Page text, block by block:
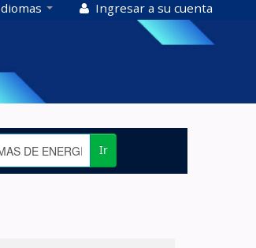
Ingresar a su cuenta
Ir